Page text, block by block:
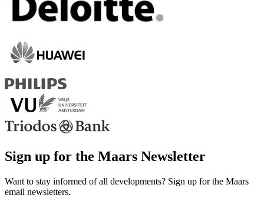
Sign up for the Maars Newsletter
Want to stay informed of all developments? Sign up for the Maars
email newsletters.